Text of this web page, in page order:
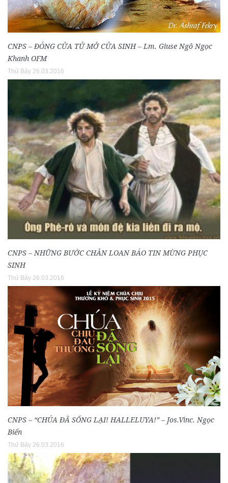
CNPS – ĐÓNG CỬA TỬ MỞ CỬA SINH – Lm. Giuse Ngô Ngọc
Khanh OFM
Thứ Bảy 26.03.2016
CNPS – NHỮNG BƯỚC CHÂN LOAN BÁO TIN MỪNG PHỤC
SINH
Thứ Bảy 26.03.2016
CNPS – “CHÚA ĐÃ SỐNG LẠI! HALLELUYA!” – Jos.Vinc. Ngọc
Biển
Thứ Bảy 26.03.2016